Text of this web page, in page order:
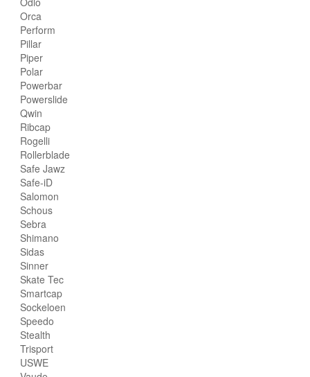
Orca
Perform
Pillar
Piper
Polar
Powerbar
Powerslide
Qwin
Ribcap
Rogelli
Rollerblade
Safe Jawz
Safe-iD
Salomon
Schous
Sebra
Shimano
Sidas
Sinner
Skate Tec
Smartcap
Sockeloen
Speedo
Stealth
Trisport
USWE